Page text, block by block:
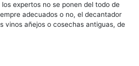
expertos no se ponen del todo de
adecuados o no, el decantador
vinos añejos o cosechas antiguas, de